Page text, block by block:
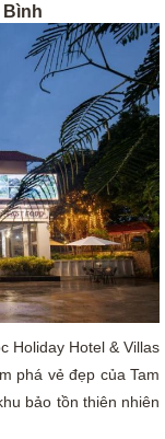
Bình
Holiday Hotel & Villas
phá vẻ đẹp của Tam
bảo tồn thiên nhiên